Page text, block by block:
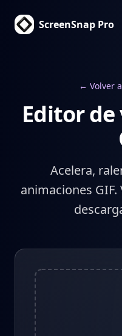
ScreenSnap Pro
← Volver
Editor
Acelera,
animaciones